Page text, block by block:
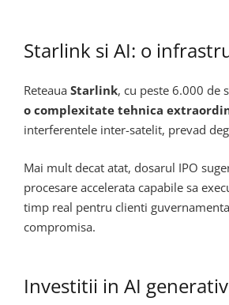
Starlink si AI: o
Reteaua Starlink, cu peste 6.000 de
o complexitate tehnica
interferentele inter-satelit, prevad
Mai mult decat atat, dosarul IPO
procesare accelerata capabile sa
timp real pentru clienti
compromisa.
Investitii in AI